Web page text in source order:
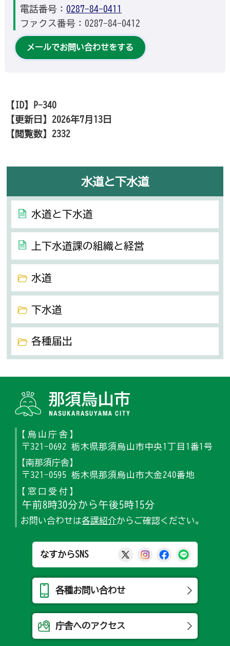
電話番号： 0287-84-0411
ファクス番号：0287-84-0412
メールでお問い合わせをする
【ID】
P-340
【更新日】 2026年7月13日
【閲覧数】 2332
水道と下水道
水道と下水道
上下水道課の組織と経営
水道
下水道
各種届出
【烏山庁舎】
〒321-0692 栃木県那須烏山市中央1丁目1番1号
【南那須庁舎】
〒321-0595 栃木県那須烏山市大金240番地
【窓口受付】
午前8時30分から午後5時15分
お問い合わせは各課紹介からご確認ください。
なすからSNS 那須烏山市公式X
那須烏山市公式
那須烏山市
各種お問い合わせ
庁舎へのアクセス